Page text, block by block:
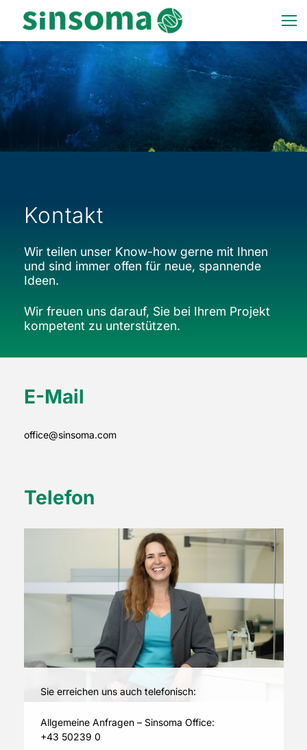
Kontakt
Wir teilen unser Know-how gerne mit Ihnen
und sind immer offen für neue, spannende
Ideen.
Wir freuen uns darauf, Sie bei Ihrem Projekt
kompetent zu unterstützen.
E-Mail
office@sinsoma.com
Telefon
Sie erreichen uns auch telefonisch:
Allgemeine Anfragen – Sinsoma Office:
+43 50239 0